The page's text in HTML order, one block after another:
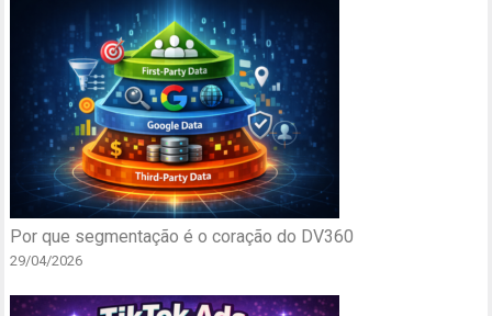
Por que segmentação é o coração do DV360
29/04/2026